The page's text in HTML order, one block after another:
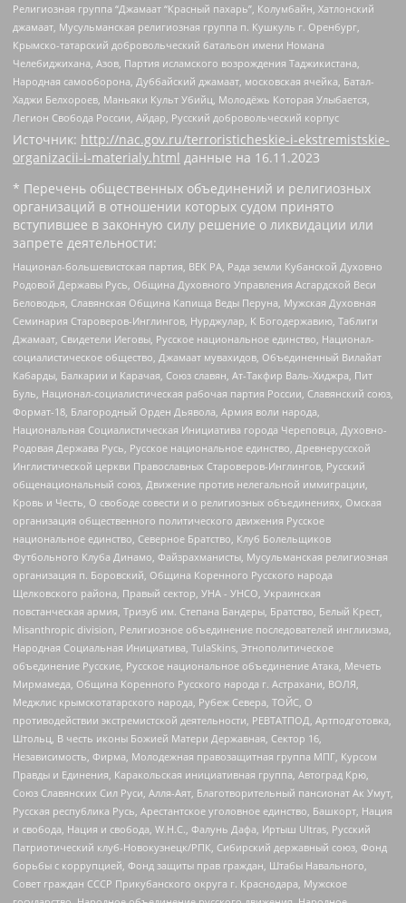
Религиозная группа “Джамаат “Красный пахарь”, Колумбайн, Хатлонский
джамаат, Мусульманская религиозная группа п. Кушкуль г. Оренбург,
Крымско-татарский добровольческий батальон имени Номана
Челебиджихана, Азов, Партия исламского возрождения Таджикистана,
Народная самооборона, Дуббайский джамаат, московская ячейка, Батал-
Хаджи Белхороев, Маньяки Культ Убийц, Молодёжь Которая Улыбается,
Легион Свобода России, Айдар, Русский добровольческий корпус
Источник: http://nac.gov.ru/terroristicheskie-i-ekstremistskie-
organizacii-i-materialy.html данные на 16.11.2023
* Перечень общественных объединений и религиозных
организаций в отношении которых судом принято
вступившее в законную силу решение о ликвидации или
запрете деятельности:
Национал-большевистская партия, ВЕК РА, Рада земли Кубанской Духовно
Родовой Державы Русь, Община Духовного Управления Асгардской Веси
Беловодья, Славянская Община Капища Веды Перуна, Мужская Духовная
Семинария Староверов-Инглингов, Нурджулар, К Богодержавию, Таблиги
Джамаат, Свидетели Иеговы, Русское национальное единство, Национал-
социалистическое общество, Джамаат мувахидов, Объединенный Вилайат
Кабарды, Балкарии и Карачая, Союз славян, Ат-Такфир Валь-Хиджра, Пит
Буль, Национал-социалистическая рабочая партия России, Славянский союз,
Формат-18, Благородный Орден Дьявола, Армия воли народа,
Национальная Социалистическая Инициатива города Череповца, Духовно-
Родовая Держава Русь, Русское национальное единство, Древнерусской
Инглистической церкви Православных Староверов-Инглингов, Русский
общенациональный союз, Движение против нелегальной иммиграции,
Кровь и Честь, О свободе совести и о религиозных объединениях, Омская
организация общественного политического движения Русское
национальное единство, Северное Братство, Клуб Болельщиков
Футбольного Клуба Динамо, Файзрахманисты, Мусульманская религиозная
организация п. Боровский, Община Коренного Русского народа
Щелковского района, Правый сектор, УНА - УНСО, Украинская
повстанческая армия, Тризуб им. Степана Бандеры, Братство, Белый Крест,
Misanthropic division, Религиозное объединение последователей инглиизма,
Народная Социальная Инициатива, TulaSkins, Этнополитическое
объединение Русские, Русское национальное объединение Атака, Мечеть
Мирмамеда, Община Коренного Русского народа г. Астрахани, ВОЛЯ,
Меджлис крымскотатарского народа, Рубеж Севера, ТОЙС, О
противодействии экстремистской деятельности, РЕВТАТПОД, Артподготовка,
Штольц, В честь иконы Божией Матери Державная, Сектор 16,
Независимость, Фирма, Молодежная правозащитная группа МПГ, Курсом
Правды и Единения, Каракольская инициативная группа, Автоград Крю,
Союз Славянских Сил Руси, Алля-Аят, Благотворительный пансионат Ак Умут,
Русская республика Русь, Арестантское уголовное единство, Башкорт, Нация
и свобода, Нация и свобода, W.H.С., Фалунь Дафа, Иртыш Ultras, Русский
Патриотический клуб-Новокузнецк/РПК, Сибирский державный союз, Фонд
борьбы с коррупцией, Фонд защиты прав граждан, Штабы Навального,
Совет граждан СССР Прикубанского округа г. Краснодара, Мужское